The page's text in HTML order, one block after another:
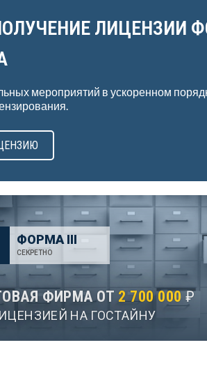
ЛИЦЕНЗИИ
мероприятий в ускоренном
ФОРМА III
СЕКРЕТНО
ФИРМА ОТ 2 700 000 ₽
НА ГОСТАЙНУ